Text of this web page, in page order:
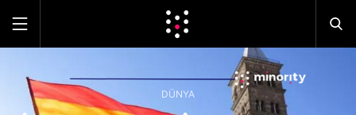
DÜNYA